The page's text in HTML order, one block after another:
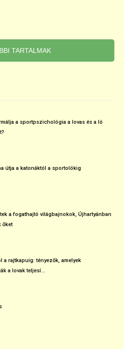
TARTALMAK
a sportpszichológia a lovas és a ló
útja a katonáktól a sportolókig
a fogathajtó világbajnokok, Újhartyánban
őket
a rajtkapuig: tényezők, amelyek
a lovak teljesí...